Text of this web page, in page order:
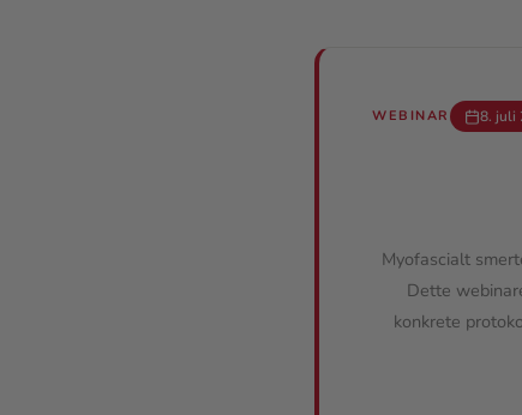
WEBINAR 8. juli
Myofascialt
Dette
konkrete